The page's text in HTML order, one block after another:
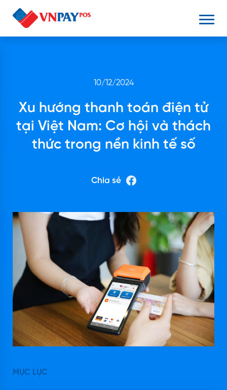
10/12/2024
Xu hướng thanh toán điện tử
tại Việt Nam: Cơ hội và thách
thức trong nền kinh tế số
Chia sẻ
MỤC LỤC